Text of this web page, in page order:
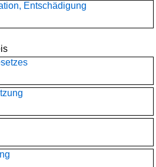
Entschädigung